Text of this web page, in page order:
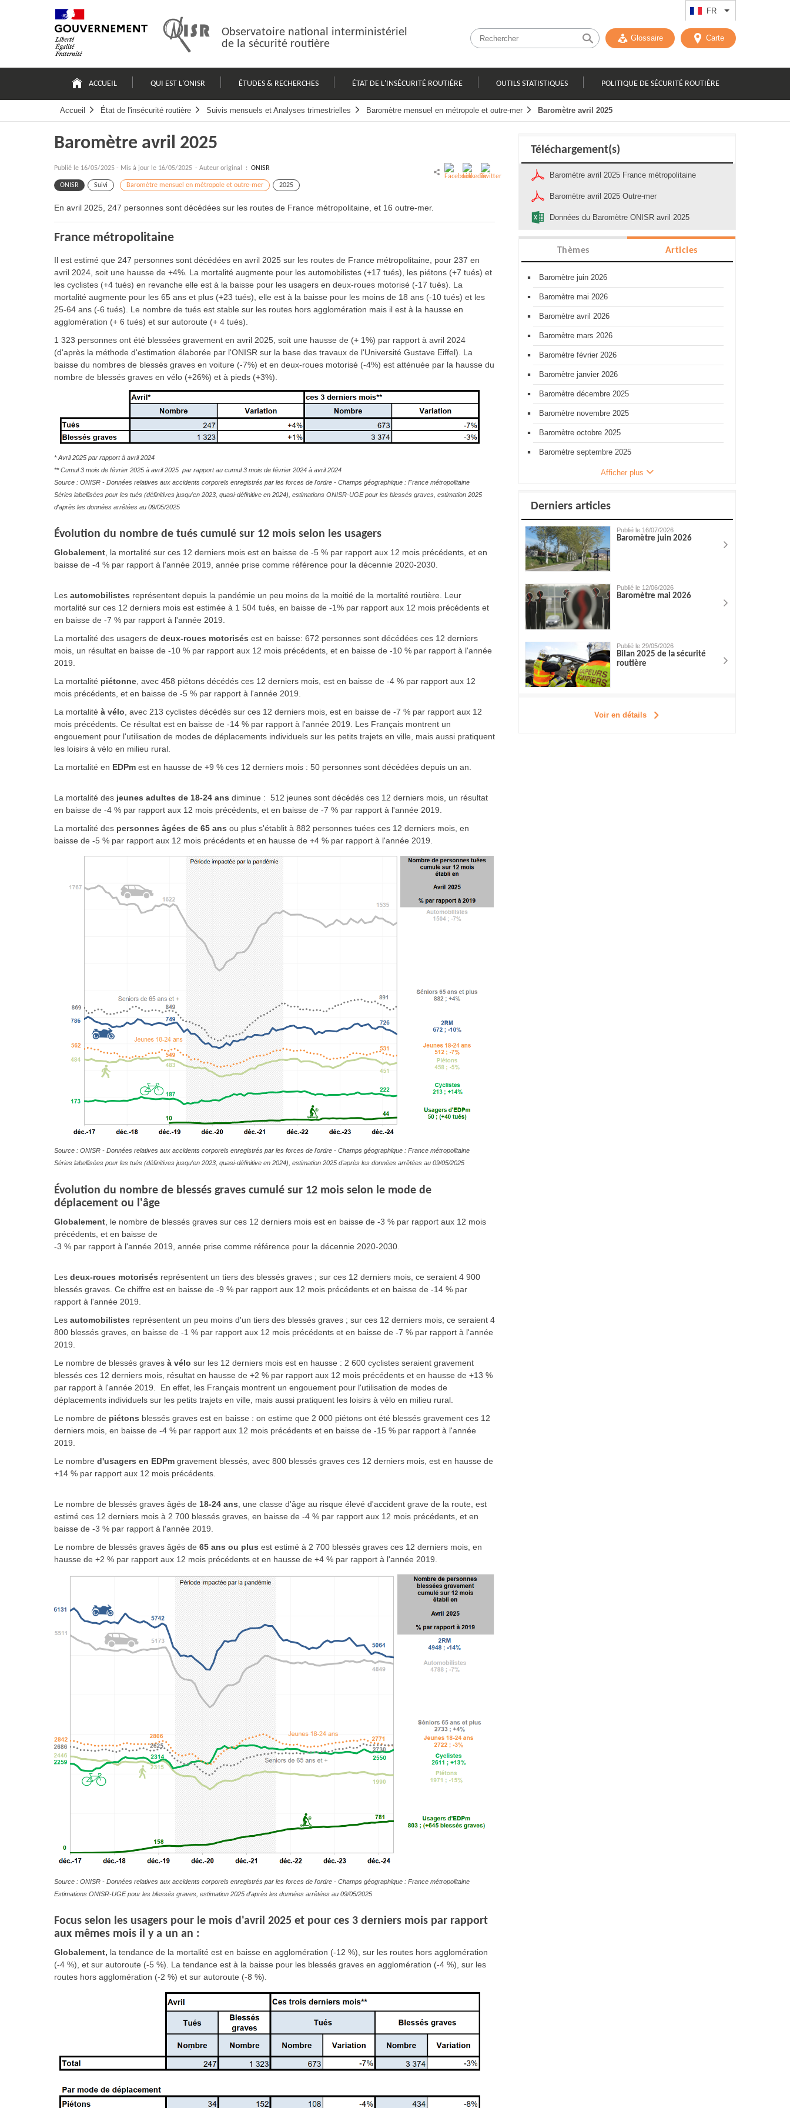
FR Lister les actions
Observatoire national interministériel
de la sécurité routière
Glossaire Carte
principale
ACCUEIL QUI EST L'ONISR ÉTUDES & RECHERCHES ÉTAT DE L'INSÉCURITÉ ROUTIÈRE OUTILS STATISTIQUES POLITIQUE DE SÉCURITÉ ROUTIÈRE
Accueil État de l'insécurité routière Suivis mensuels et Analyses trimestrielles Baromètre mensuel en métropole et outre-mer Baromètre avril 2025
Baromètre avril 2025
Publié le 16/05/2025 - Mis à jour le 16/05/2025 - Auteur original : ONISR
ONISR Suivi Baromètre mensuel en métropole et outre-mer 2025
En avril 2025, 247 personnes sont décédées sur les routes de France métropolitaine, et 16 outre-mer.
France métropolitaine
Il est estimé que 247 personnes sont décédées en avril 2025 sur les routes de France métropolitaine, pour 237 en
avril 2024, soit une hausse de +4%. La mortalité augmente pour les automobilistes (+17 tués), les piétons (+7 tués) et
les cyclistes (+4 tués) en revanche elle est à la baisse pour les usagers en deux-roues motorisé (-17 tués). La
mortalité augmente pour les 65 ans et plus (+23 tués), elle est à la baisse pour les moins de 18 ans (-10 tués) et les
25-64 ans (-6 tués). Le nombre de tués est stable sur les routes hors agglomération mais il est à la hausse en
agglomération (+ 6 tués) et sur autoroute (+ 4 tués).
1 323 personnes ont été blessées gravement en avril 2025, soit une hausse de (+ 1%) par rapport à avril 2024
(d'après la méthode d'estimation élaborée par l'ONISR sur la base des travaux de l'Université Gustave Eiffel). La
baisse du nombres de blessés graves en voiture (-7%) et en deux-roues motorisé (-4%) est atténuée par la hausse du
nombre de blessés graves en vélo (+26%) et à pieds (+3%).
* Avril 2025 par rapport à avril 2024
** Cumul 3 mois de février 2025 à avril 2025 par rapport au cumul 3 mois de février 2024 à avril 2024
Source : ONISR - Données relatives aux accidents corporels enregistrés par les forces de l'ordre - Champs géographique : France métropolitaine
Séries labellisées pour les tués (définitives jusqu'en 2023, quasi-définitive en 2024), estimations ONISR-UGE pour les blessés graves, estimation 2025
d'après les données arrêtées au 09/05/2025
Évolution du nombre de tués cumulé sur 12 mois selon les usagers
Globalement, la mortalité sur ces 12 derniers mois est en baisse de -5 % par rapport aux 12 mois précédents, et en
baisse de -4 % par rapport à l'année 2019, année prise comme référence pour la décennie 2020-2030.
Les automobilistes représentent depuis la pandémie un peu moins de la moitié de la mortalité routière. Leur
mortalité sur ces 12 derniers mois est estimée à 1 504 tués, en baisse de -1% par rapport aux 12 mois précédents et
en baisse de -7 % par rapport à l'année 2019.
La mortalité des usagers de deux-roues motorisés est en baisse: 672 personnes sont décédées ces 12 derniers
mois, un résultat en baisse de -10 % par rapport aux 12 mois précédents, et en baisse de -10 % par rapport à l'année
2019.
La mortalité piétonne, avec 458 piétons décédés ces 12 derniers mois, est en baisse de -4 % par rapport aux 12
mois précédents, et en baisse de -5 % par rapport à l'année 2019.
La mortalité à vélo, avec 213 cyclistes décédés sur ces 12 derniers mois, est en baisse de -7 % par rapport aux 12
mois précédents. Ce résultat est en baisse de -14 % par rapport à l'année 2019. Les Français montrent un
engouement pour l'utilisation de modes de déplacements individuels sur les petits trajets en ville, mais aussi pratiquent
les loisirs à vélo en milieu rural.
La mortalité en EDPm est en hausse de +9 % ces 12 derniers mois : 50 personnes sont décédées depuis un an.
La mortalité des jeunes adultes de 18-24 ans diminue : 512 jeunes sont décédés ces 12 derniers mois, un résultat
en baisse de -4 % par rapport aux 12 mois précédents, et en baisse de -7 % par rapport à l'année 2019.
La mortalité des personnes âgées de 65 ans ou plus s'établit à 882 personnes tuées ces 12 derniers mois, en
baisse de -5 % par rapport aux 12 mois précédents et en hausse de +4 % par rapport à l'année 2019.
Source : ONISR - Données relatives aux accidents corporels enregistrés par les forces de l'ordre - Champs géographique : France métropolitaine
Séries labellisées pour les tués (définitives jusqu'en 2023, quasi-définitive en 2024), estimation 2025 d'après les données arrêtées au 09/05/2025
Évolution du nombre de blessés graves cumulé sur 12 mois selon le mode de
déplacement ou l'âge
Globalement , le nombre de blessés graves sur ces 12 derniers mois est en baisse de -3 % par rapport aux 12 mois
précédents, et en baisse de
-3 % par rapport à l'année 2019, année prise comme référence pour la décennie 2020-2030.
Les deux-roues motorisés représentent un tiers des blessés graves ; sur ces 12 derniers mois, ce seraient 4 900
blessés graves. Ce chiffre est en baisse de -9 % par rapport aux 12 mois précédents et en baisse de -14 % par
rapport à l'année 2019.
Les automobilistes représentent un peu moins d'un tiers des blessés graves ; sur ces 12 derniers mois, ce seraient 4
800 blessés graves, en baisse de -1 % par rapport aux 12 mois précédents et en baisse de -7 % par rapport à l'année
2019.
Le nombre de blessés graves à vélo sur les 12 derniers mois est en hausse : 2 600 cyclistes seraient gravement
blessés ces 12 derniers mois, résultat en hausse de +2 % par rapport aux 12 mois précédents et en hausse de +13 %
par rapport à l'année 2019. En effet, les Français montrent un engouement pour l'utilisation de modes de
déplacements individuels sur les petits trajets en ville, mais aussi pratiquent les loisirs à vélo en milieu rural.
Le nombre de piétons blessés graves est en baisse : on estime que 2 000 piétons ont été blessés gravement ces 12
derniers mois, en baisse de -4 % par rapport aux 12 mois précédents et en baisse de -15 % par rapport à l'année
2019.
Le nombre d'usagers en EDPm gravement blessés, avec 800 blessés graves ces 12 derniers mois, est en hausse de
+14 % par rapport aux 12 mois précédents.
Le nombre de blessés graves âgés de 18-24 ans , une classe d'âge au risque élevé d'accident grave de la route, est
estimé ces 12 derniers mois à 2 700 blessés graves, en baisse de -4 % par rapport aux 12 mois précédents, et en
baisse de -3 % par rapport à l'année 2019.
Le nombre de blessés graves âgés de 65 ans ou plus est estimé à 2 700 blessés graves ces 12 derniers mois, en
hausse de +2 % par rapport aux 12 mois précédents et en hausse de +4 % par rapport à l'année 2019.
Source : ONISR - Données relatives aux accidents corporels enregistrés par les forces de l'ordre - Champs géographique : France métropolitaine
Estimations ONISR-UGE pour les blessés graves, estimation 2025 d'après les données arrêtées au 09/05/2025
Focus selon les usagers pour le mois d'avril 2025 et pour ces 3 derniers mois par rapport
aux mêmes mois il y a un an :
Globalement, la tendance de la mortalité est en baisse en agglomération (-12 %), sur les routes hors agglomération
(-4 %), et sur autoroute (-5 %). La tendance est à la baisse pour les blessés graves en agglomération (-4 %), sur les
routes hors agglomération (-2 %) et sur autoroute (-8 %).
Téléchargement(s)
Baromètre avril 2025 France métropolitaine
Baromètre avril 2025 Outre-mer
Données du Baromètre ONISR avril 2025
Thèmes Articles
Baromètre juin 2026
Baromètre mai 2026
Baromètre avril 2026
Baromètre mars 2026
Baromètre février 2026
Baromètre janvier 2026
Baromètre décembre 2025
Baromètre novembre 2025
Baromètre octobre 2025
Baromètre septembre 2025
Afficher plus
Derniers articles
Publié le 16/07/2026
Baromètre juin 2026
Publié le 12/06/2026
Baromètre mai 2026
Publié le 29/05/2026
Bilan 2025 de la sécurité
routière
Voir en détails